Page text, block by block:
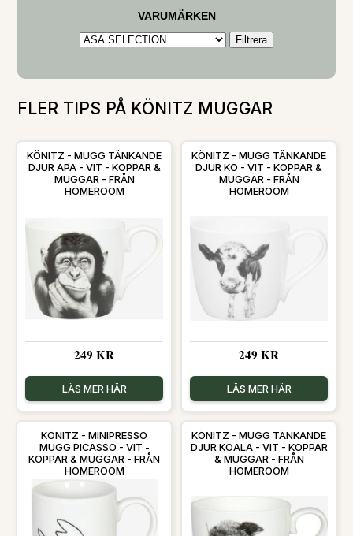
VARUMÄRKEN
FLER TIPS PÅ KÖNITZ MUGGAR
KÖNITZ - MUGG TÄNKANDE
DJUR APA - VIT - KOPPAR &
MUGGAR - FRÅN
HOMEROOM
249 KR
LÄS MER HÄR
KÖNITZ - MUGG TÄNKANDE
DJUR KO - VIT - KOPPAR &
MUGGAR - FRÅN
HOMEROOM
249 KR
LÄS MER HÄR
KÖNITZ - MINIPRESSO
MUGG PICASSO - VIT -
KOPPAR & MUGGAR - FRÅN
HOMEROOM
KÖNITZ - MUGG TÄNKANDE
DJUR KOALA - VIT - KOPPAR
& MUGGAR - FRÅN
HOMEROOM